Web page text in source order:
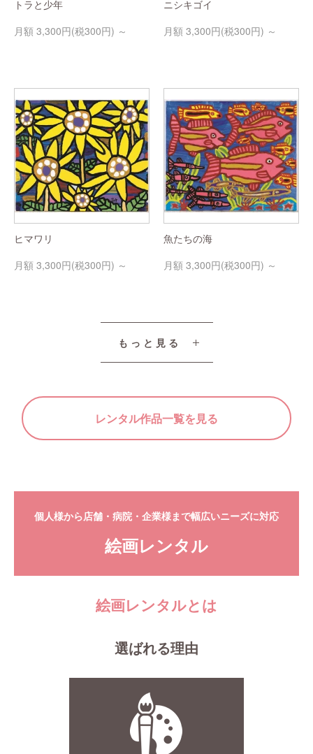
トラと少年
3,300円(税300円)
ニシキゴイ
3,300円(税300円)
ヒマワリ
3,300円(税300円)
魚たちの海
3,300円(税300円)
もっと見る
レンタル作品一覧を見る
個人様から店舗・病院・企業様まで幅広いニーズに対応
絵画レンタル
絵画レンタルとは
選ばれる理由